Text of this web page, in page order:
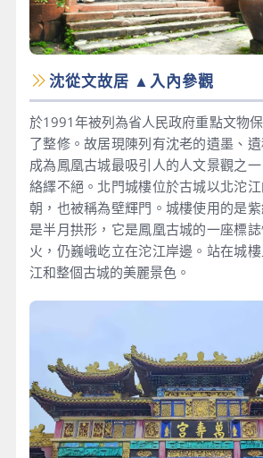
沈從文故居 ▲入內參觀
於1991年被列為省人民政府重點文物
了整修。故居現陳列有沈老的遺墨、遺
成為鳳凰古城最吸引人的人文景觀之
絡繹不絕。北門城樓位於古城以北沱
朝，也被稱為壁輝門。城樓使用的是
是半月拱形，它是鳳凰古城的一座標
火，仍巍峨屹立在沱江岸邊。站在城
江和整個古城的美麗景色。